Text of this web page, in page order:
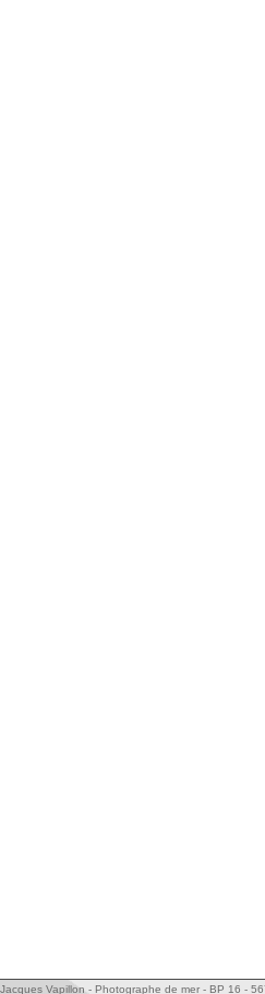
Jacques Vapillon - Photographe de mer - BP 16 -